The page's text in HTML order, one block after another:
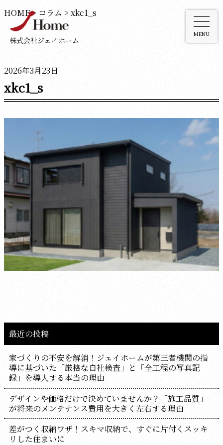
株式会社ジェイホーム
MENU
HOME> コラム > xkc1_s
2026年3月23日
xkc1_s
最近の投稿
家づくりの不安を解消！ジェイホームが第三者機関の指
導に基づいた「厳格な自社検査」と「全工程の写真記
録」を導入する本当の理由
デザインや価格だけで決めていませんか？「施工品質」
が将来のメンテナンス費用を大きく左右する理由
差がつく収納ワザ！スキマ収納で、すぐに片付くスッキ
リした住まいに